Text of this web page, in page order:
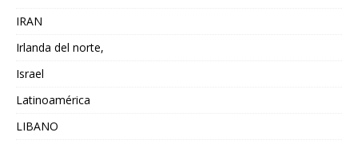
IRAN
Irlanda del norte,
Israel
Latinoamérica
LIBANO